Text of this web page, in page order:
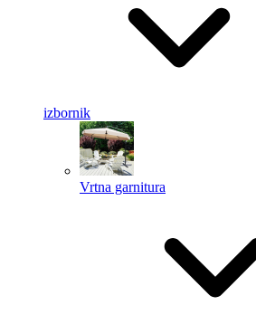
izbornik
Vrtna garnitura